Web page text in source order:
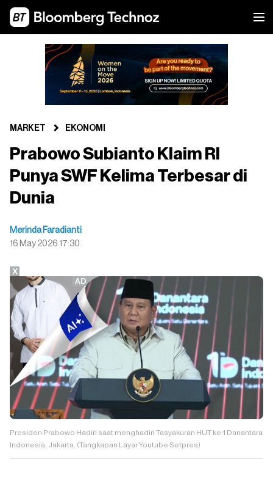
MARKET EKONOMI
Prabowo Subianto Klaim RI
Punya SWF Kelima Terbesar di
Dunia
Merinda Faradianti
16 May 2026 17:30
Presiden Prabowo Hadiri saat menghadiri Tasyakuran HUT ke-1 Danantara
Indonesia, Jakarta. (Tangkapan Layar Youtube Setpres)
X